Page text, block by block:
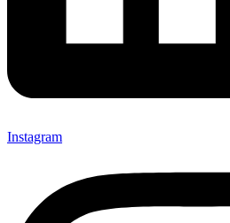
Instagram